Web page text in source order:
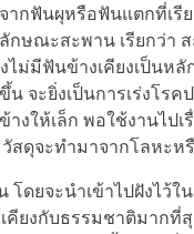
ากฟันผุหรือฟันแตกที่เ
กษณะสะพาน เรียกว่
ไม่มีฟันข้างเคียงเป็น
จะยิ่งเป็นการเร่งโ
งให้เล็ก พอใช้งานไป
ดุจะทำมาจากโลหะ
โดยจะนำเข้าไปฝังไ
งกับธรรมชาติมากที่